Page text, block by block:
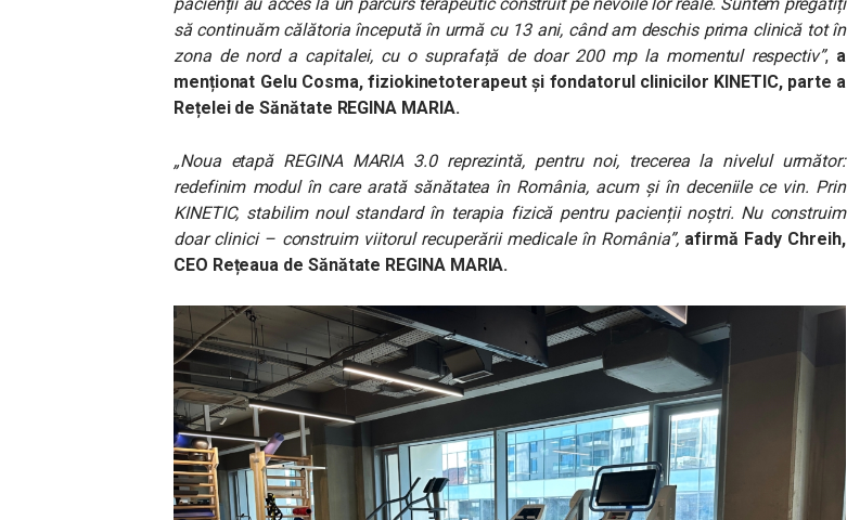
să continuăm călătoria începută în urmă cu 13 ani, când am deschis prima clinică tot în
zona de nord a capitalei, cu o suprafață de doar 200 mp la momentul respectiv”, a
menționat Gelu Cosma, fiziokinetoterapeut și fondatorul clinicilor KINETIC, parte a
Rețelei de Sănătate REGINA MARIA.
„Noua etapă REGINA MARIA 3.0 reprezintă, pentru noi, trecerea la nivelul următor:
redefinim modul în care arată sănătatea în România, acum și în deceniile ce vin. Prin
KINETIC, stabilim noul standard în terapia fizică pentru pacienții noștri. Nu construim
doar clinici – construim viitorul recuperării medicale în România”, afirmă Fady Chreih,
CEO Rețeaua de Sănătate REGINA MARIA.